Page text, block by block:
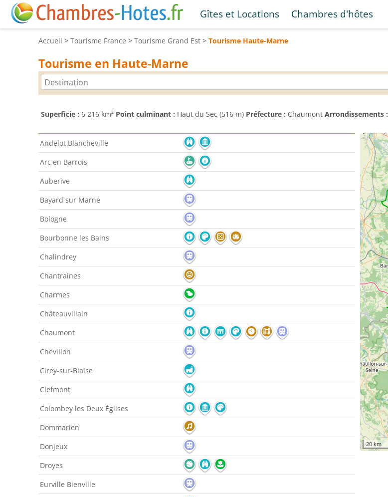
Gîtes et Locations Chambres d'hôtes
Accueil > Tourisme France > Tourisme Grand Est > Tourisme Haute-Marne
Tourisme en Haute-Marne
Superficie : 6 216 km² Point culminant : Haut du Sec (516 m) Préfecture : Chaumont Arrondissements :
Andelot Blancheville
Arc en Barrois
Auberive
Bayard sur Marne
Bologne
Bourbonne les Bains
Chalindrey
Chantraines
Charmes
Châteauvillain
Chaumont
Chevillon
Cirey-sur-Blaise
Clefmont
Colombey les Deux Églises
Dommarien
Donjeux
Droyes
Eurville Bienville
20 km